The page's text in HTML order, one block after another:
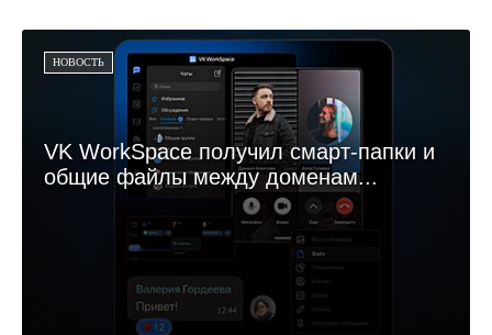
НОВОСТЬ
VK WorkSpace получил смарт-папки и
общие файлы между доменам...